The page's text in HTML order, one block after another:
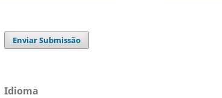
Enviar Submissão
Idioma